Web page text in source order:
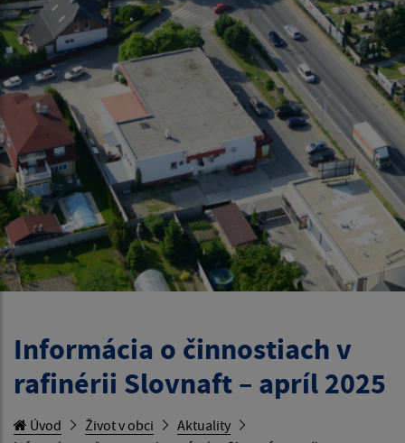
Informácia o činnostiach v
rafinérii Slovnaft – apríl 2025
Úvod Život v obci
Aktuality